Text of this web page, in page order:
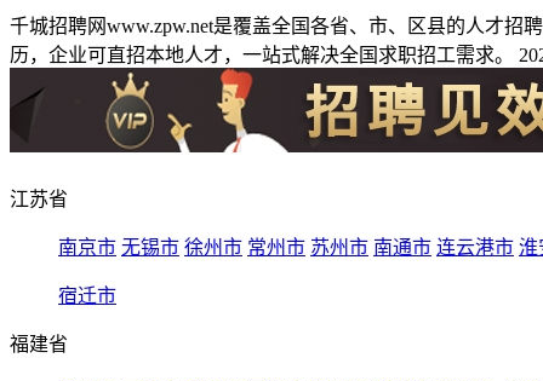
千城招聘网www.zpw.net是覆盖全国各省、市、区县的人才
历，企业可直招本地人才，一站式解决全国求职招工需求。
江苏省
南京市 无锡市 徐州市 常州市 苏州市 南通市 连云港市 淮
宿迁市
福建省